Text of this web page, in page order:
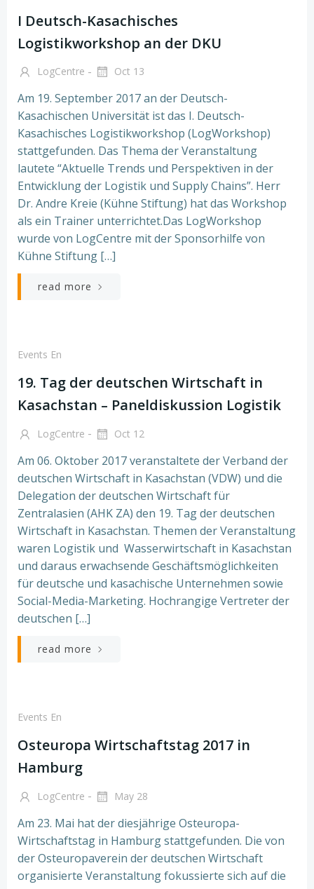
I Deutsch-Kasachisches
Logistikworkshop an der DKU
LogCentre - Oct 13
Am 19. September 2017 an der Deutsch-
Kasachischen Universität ist das I. Deutsch-
Kasachisches Logistikworkshop (LogWorkshop)
stattgefunden. Das Thema der Veranstaltung
lautete “Aktuelle Trends und Perspektiven in der
Entwicklung der Logistik und Supply Chains”. Herr
Dr. Andre Kreie (Kühne Stiftung) hat das Workshop
als ein Trainer unterrichtet.Das LogWorkshop
wurde von LogCentre mit der Sponsorhilfe von
Kühne Stiftung […]
read more
Events En
19. Tag der deutschen Wirtschaft in
Kasachstan – Paneldiskussion Logistik
LogCentre - Oct 12
Am 06. Oktober 2017 veranstaltete der Verband der
deutschen Wirtschaft in Kasachstan (VDW) und die
Delegation der deutschen Wirtschaft für
Zentralasien (AHK ZA) den 19. Tag der deutschen
Wirtschaft in Kasachstan. Themen der Veranstaltung
waren Logistik und Wasserwirtschaft in Kasachstan
und daraus erwachsende Geschäftsmöglichkeiten
für deutsche und kasachische Unternehmen sowie
Social-Media-Marketing. Hochrangige Vertreter der
deutschen […]
read more
Events En
Osteuropa Wirtschaftstag 2017 in
Hamburg
LogCentre - May 28
Am 23. Mai hat der diesjährige Osteuropa-
Wirtschaftstag in Hamburg stattgefunden. Die von
der Osteuropaverein der deutschen Wirtschaft
organisierte Veranstaltung fokussierte sich auf die